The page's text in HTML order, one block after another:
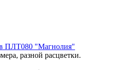
ПЛТ080 "Магнолия"
разной расцветки.